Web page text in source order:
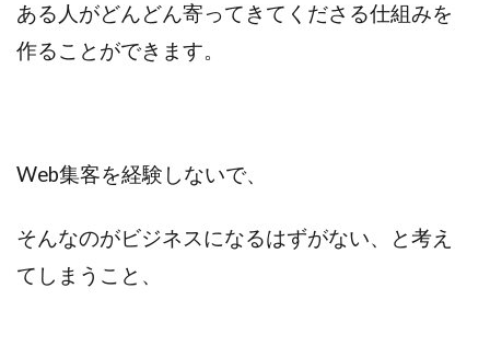
ある人がどんどん寄ってきてくださる仕組みを
作ることができます。
Web集客を経験しないで、
そんなのがビジネスになるはずがない、と考え
てしまうこと、